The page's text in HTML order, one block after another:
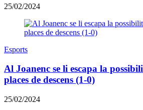
25/02/2024
Esports
Al Joanenc se li escapa la
places de descens (1-0)
25/02/2024